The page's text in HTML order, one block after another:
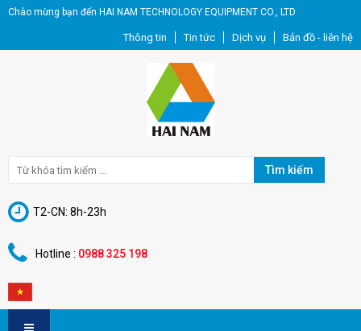
Chào mừng bạn đến HAI NAM TECHNOLOGY EQUIPMENT CO., LTD
Thông tin Tin tức Dịch vụ Bản đồ - liên hệ
Tìm kiếm
T2-CN: 8h-23h
Hotline : 0988 325 198